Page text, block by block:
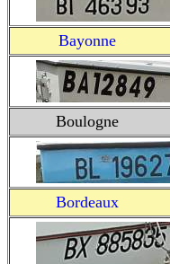
Bayonne
Boulogne
Bordeaux